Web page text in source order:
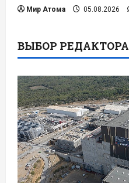
Мир Атома 05.08.2026
ВЫБОР РЕДАКТОРА